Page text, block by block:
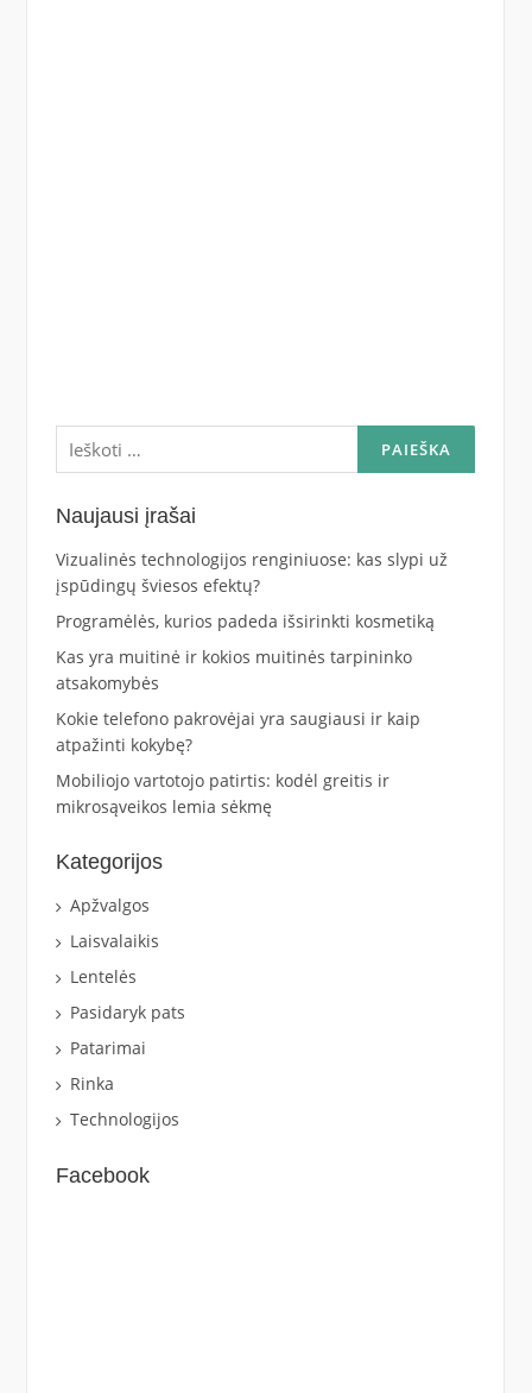
Ieškoti:
Naujausi įrašai
Vizualinės technologijos renginiuose: kas slypi už
įspūdingų šviesos efektų?
Programėlės, kurios padeda išsirinkti kosmetiką
Kas yra muitinė ir kokios muitinės tarpininko
atsakomybės
Kokie telefono pakrovėjai yra saugiausi ir kaip
atpažinti kokybę?
Mobiliojo vartotojo patirtis: kodėl greitis ir
mikrosąveikos lemia sėkmę
Kategorijos
Apžvalgos
Laisvalaikis
Lentelės
Pasidaryk pats
Patarimai
Rinka
Technologijos
Facebook